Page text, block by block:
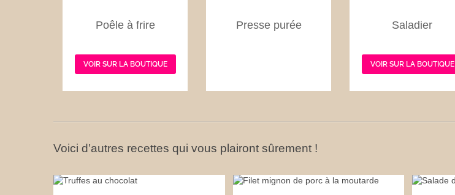
Poêle à frire
VOIR SUR LA BOUTIQUE
Presse purée Saladier
VOIR SUR LA BOUTIQUE
Voici d’autres recettes qui vous plairont sûrement !